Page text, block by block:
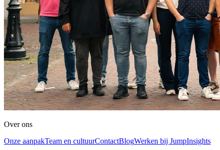
Over ons
Onze aanpakTeam en cultuurContactBlogWerken bij JumpInsights